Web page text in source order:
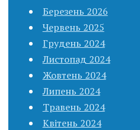
Березень 2026
Червень 2025
Грудень 2024
Листопад 2024
Жовтень 2024
Липень 2024
Травень 2024
Квітень 2024